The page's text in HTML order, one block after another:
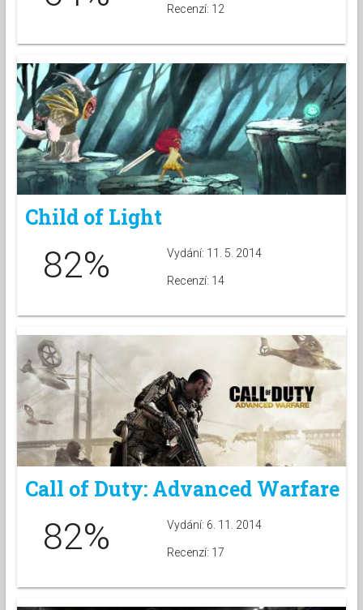
Recenzí: 12
Child of Light
82% Vydání: 11. 5. 2014
Recenzí: 14
Call of Duty: Advanced Warfare
82% Vydání: 6. 11. 2014
Recenzí: 17